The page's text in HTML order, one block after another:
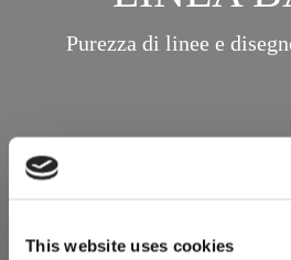
This website uses cookies
Purezza di linee e